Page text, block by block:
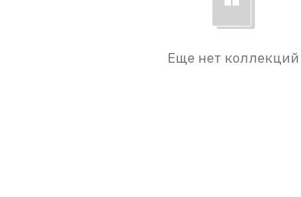
Еще нет коллекций